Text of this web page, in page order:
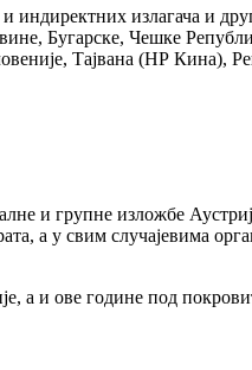
излагача и
Бугарске, Чешке
Тајвана (НР Кина),
и групне изложбе
а у свим случајевима
а и ове године под